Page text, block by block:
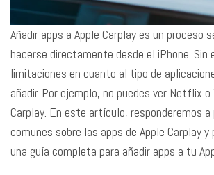
Añadir apps a Apple Carplay es un proceso
hacerse directamente desde el iPhone. Sin
limitaciones en cuanto al tipo de
añadir. Por ejemplo, no puedes ver Netflix o
Carplay. En este artículo, responderemos
comunes sobre las apps de Apple Carplay
una guía completa para añadir apps a tu